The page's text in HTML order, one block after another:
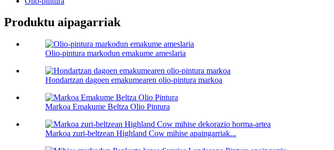
Produktu aipagarriak
Olio-pintura markodun emakume ameslaria
Hondartzan dagoen emakumearen olio-pintura markoa
Markoa Emakume Beltza Olio Pintura
Markoa zuri-beltzean Highland Cow mihise apaingarriak...